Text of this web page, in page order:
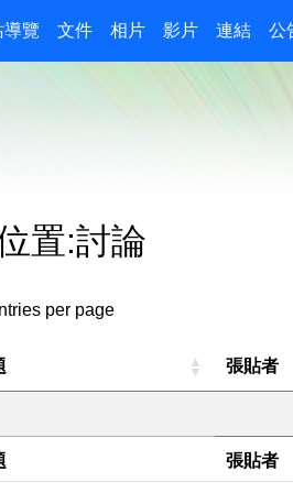
導覽
文件 相片 影片 連結 公
置:討論
per page
張貼者
張貼者